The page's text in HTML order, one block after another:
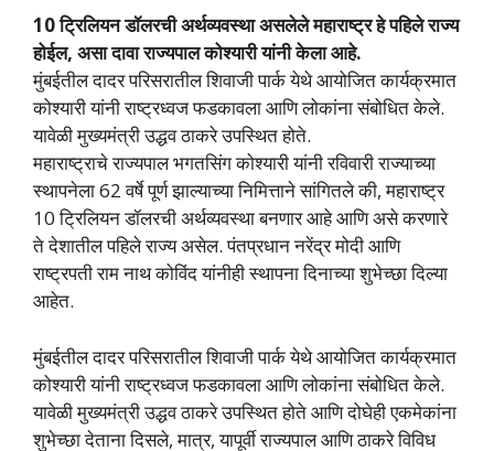
10 ट्रिलियन डॉलरची अर्थव्यवस्था असलेले महाराष्ट्र हे पहिले राज्य
होईल, असा दावा राज्यपाल कोश्यारी यांनी केला आहे.
मुंबईतील दादर परिसरातील शिवाजी पार्क येथे आयोजित कार्यक्रमात
कोश्यारी यांनी राष्ट्रध्वज फडकावला आणि लोकांना संबोधित केले.
यावेळी मुख्यमंत्री उद्धव ठाकरे उपस्थित होते.
महाराष्ट्राचे राज्यपाल भगतसिंग कोश्यारी यांनी रविवारी राज्याच्या
स्थापनेला 62 वर्षे पूर्ण झाल्याच्या निमित्ताने सांगितले की, महाराष्ट्र
10 ट्रिलियन डॉलरची अर्थव्यवस्था बनणार आहे आणि असे करणारे
ते देशातील पहिले राज्य असेल. पंतप्रधान नरेंद्र मोदी आणि
राष्ट्रपती राम नाथ कोविंद यांनीही स्थापना दिनाच्या शुभेच्छा दिल्या
आहेत.
मुंबईतील दादर परिसरातील शिवाजी पार्क येथे आयोजित कार्यक्रमात
कोश्यारी यांनी राष्ट्रध्वज फडकावला आणि लोकांना संबोधित केले.
यावेळी मुख्यमंत्री उद्धव ठाकरे उपस्थित होते आणि दोघेही एकमेकांना
शुभेच्छा देताना दिसले, मात्र, यापूर्वी राज्यपाल आणि ठाकरे विविध